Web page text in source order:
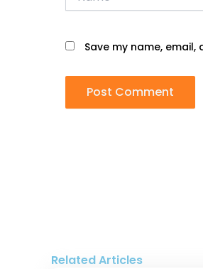
Save my name,
Related Articles